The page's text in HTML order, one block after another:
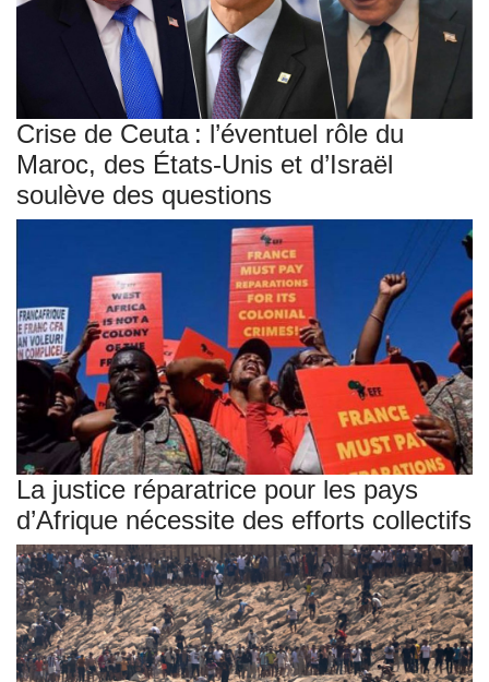
Crise de Ceuta : l’éventuel rôle du
Maroc, des États-Unis et d’Israël
soulève des questions
La justice réparatrice pour les pays
d’Afrique nécessite des efforts collectifs